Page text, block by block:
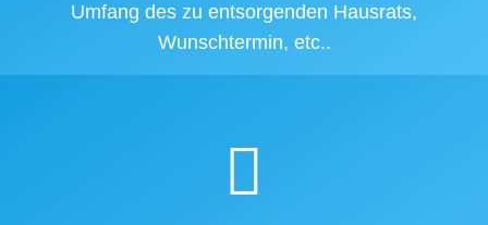
Umfang des zu entsorgenden Hausrats,
Wunschtermin, etc..